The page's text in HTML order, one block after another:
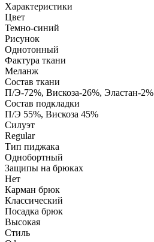
Характеристики
Цвет
Темно-синий
Рисунок
Однотонный
Фактура ткани
Меланж
Состав ткани
П/Э-72%, Вискоза-26%, Эластан-2%
Состав подкладки
П/Э 55%, Вискоза 45%
Силуэт
Regular
Тип пиджака
Однобортный
Защипы на брюках
Нет
Карман брюк
Классический
Посадка брюк
Высокая
Стиль